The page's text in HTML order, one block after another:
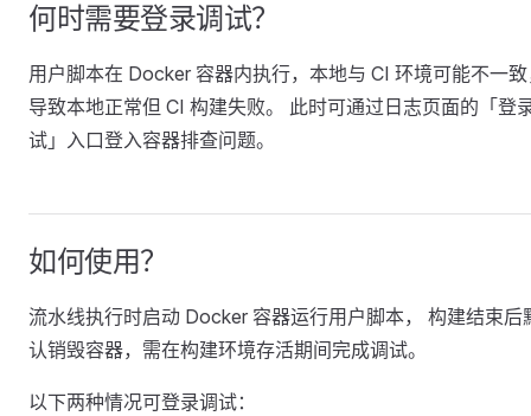
何时需要登录调试？
用户脚本在 Docker 容器内执行，本地与 CI 环境可能不一
导致本地正常但 CI 构建失败。 此时可通过日志页面的「登
试」入口登入容器排查问题。
如何使用？
流水线执行时启动 Docker 容器运行用户脚本， 构建结束后
认销毁容器，需在构建环境存活期间完成调试。
以下两种情况可登录调试：